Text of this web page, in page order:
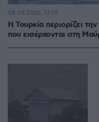
Η Τουρκία περιορίζει
που εισέρχονται στη
08.08.2026, 13:59